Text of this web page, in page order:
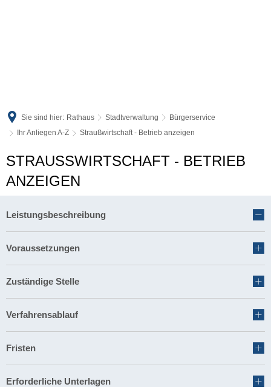
Sie sind hier: Rathaus Stadtverwaltung
Bürgerservice
Ihr Anliegen A-Z
Straußwirtschaft - Betrieb anzeigen
STRAUSSWIRTSCHAFT - BETRIEB A
NZEIGEN
Leistungsbeschreibung
Voraussetzungen
Zuständige Stelle
Verfahrensablauf
Fristen
Erforderliche Unterlagen